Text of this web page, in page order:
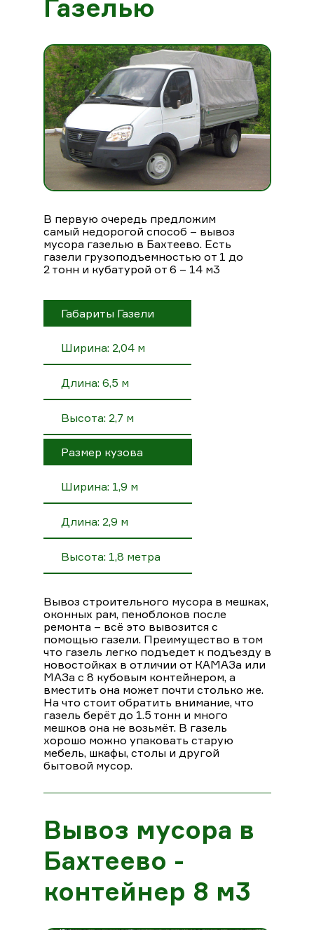
Газелью
В первую очередь предложим
самый недорогой способ – вывоз
мусора газелью в Бахтеево. Есть
газели грузоподъемностью от 1 до
2 тонн и кубатурой от 6 – 14 м3
Габариты Газели
Ширина: 2,04 м
Длина: 6,5 м
Высота: 2,7 м
Размер кузова
Ширина: 1,9 м
Длина: 2,9 м
Высота: 1,8 метра
Вывоз строительного мусора в мешках,
оконных рам, пеноблоков после
ремонта – всё это вывозится с
помощью газели. Преимущество в том
что газель легко подъедет к подъезду в
новостойках в отличии от КАМАЗа или
МАЗа с 8 кубовым контейнером, а
вместить она может почти столько же.
На что стоит обратить внимание, что
газель берёт до 1.5 тонн и много
мешков она не возьмёт. В газель
хорошо можно упаковать старую
мебель, шкафы, столы и другой
бытовой мусор.
Вывоз мусора в
Бахтеево -
контейнер 8 м3